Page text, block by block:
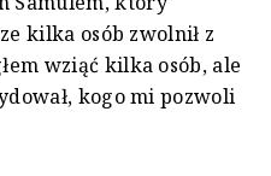
kilka osób zwolnił z
wziąć kilka osób, ale
kogo mi pozwoli